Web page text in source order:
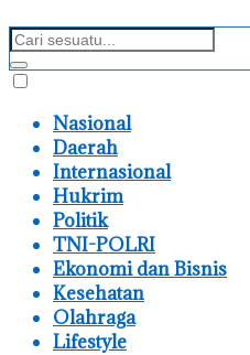
Nasional
Daerah
Internasional
Hukrim
Politik
TNI-POLRI
Ekonomi dan Bisnis
Kesehatan
Olahraga
Lifestyle